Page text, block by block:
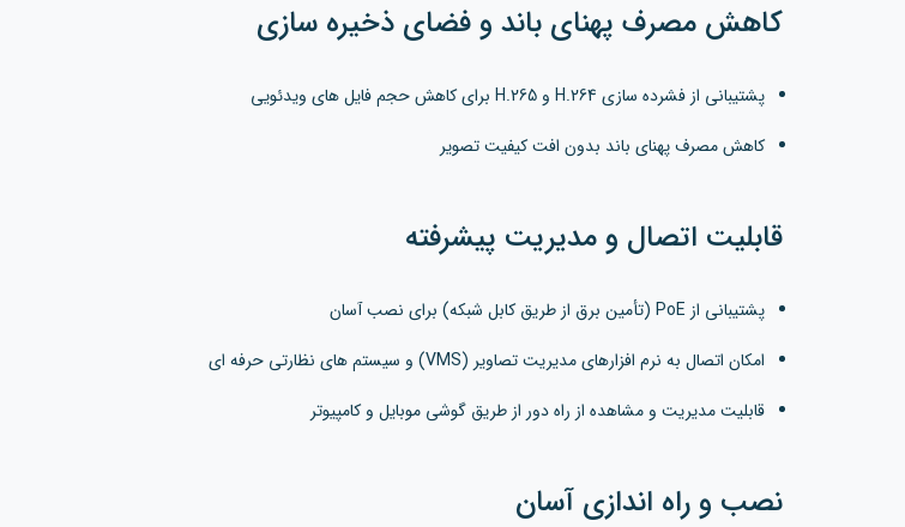
کاهش مصرف پهنای باند و فضای ذخیره سازی
پشتیبانی از فشرده سازی H.264 و H.265 برای کاهش حجم فایل های ویدئویی
کاهش مصرف پهنای باند بدون افت کیفیت تصویر
قابلیت اتصال و مدیریت پیشرفته
پشتیبانی از PoE (تأمین برق از طریق کابل شبکه) برای نصب آسان
امکان اتصال به نرم افزارهای مدیریت تصاویر (VMS) و سیستم های نظارتی حرفه ای
قابلیت مدیریت و مشاهده از راه دور از طریق گوشی موبایل و کامپیوتر
نصب و راه اندازی آسان